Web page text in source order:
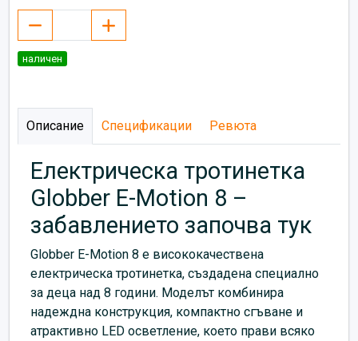
наличен
Описание Спецификации Ревюта
Електрическа тротинетка
Globber E-Motion 8 –
забавлението започва тук
Globber E-Motion 8 е висококачествена
електрическа тротинетка, създадена специално
за деца над 8 години. Моделът комбинира
надеждна конструкция, компактно сгъване и
атрактивно LED осветление, което прави всяко